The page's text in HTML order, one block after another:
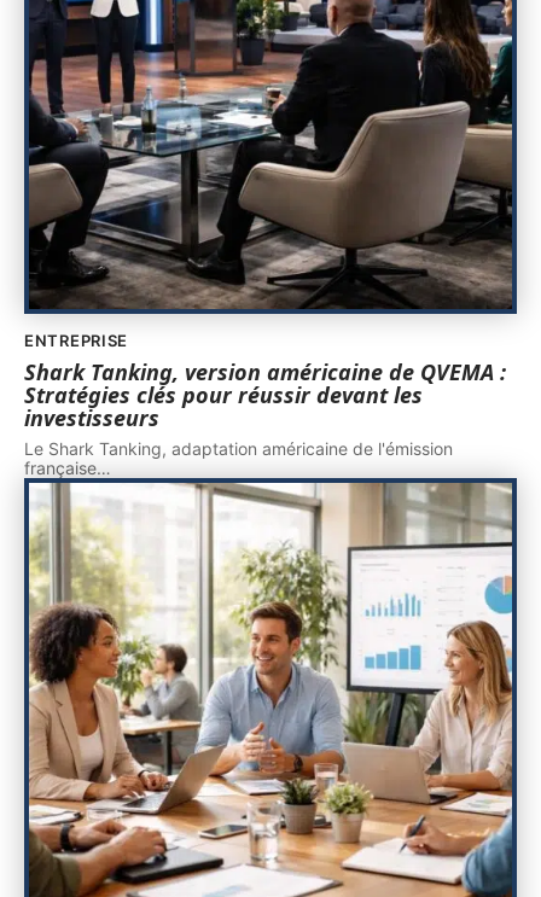
ENTREPRISE
Shark Tanking, version américaine de QVEMA :
Stratégies clés pour réussir devant les
investisseurs
Le Shark Tanking, adaptation américaine de l'émission
française…